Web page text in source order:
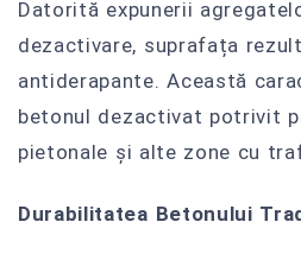
Datorită expunerii
dezactivare, suprafața
antiderapante. Această
betonul dezactivat potrivit
pietonale și alte zone cu
Durabilitatea Betonului